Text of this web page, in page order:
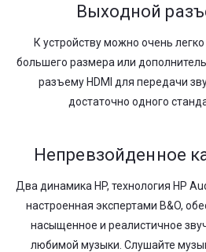
Выходной
К устройству можно очень
большего размера или
разъему HDMI для передачи
достаточно одного
Непревзойденное
Два динамика HP, технология HP
настроенная экспертами B&O,
насыщенное и реалистичное
любимой музыки. Слушайте